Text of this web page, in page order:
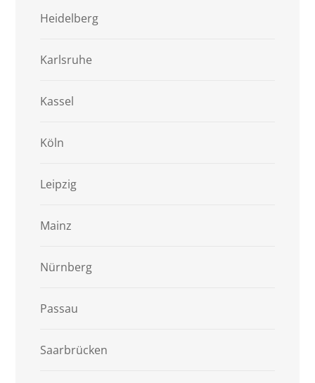
Heidelberg
Karlsruhe
Kassel
Köln
Leipzig
Mainz
Nürnberg
Passau
Saarbrücken